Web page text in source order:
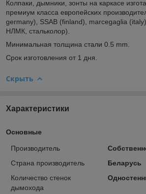
Колпаки, дымники, зонты на каркасе
премиум класса европейских
germany), SSAB (finland), marcegaglia
НЛМК, стальколор).
Минимальная толщина стали 0.5 mm.
Срок изготовления от 1 дня.
Скрыть
Характеристики
Основные
Производитель
Страна производитель
Беларусь
Количество стенок
дымохода